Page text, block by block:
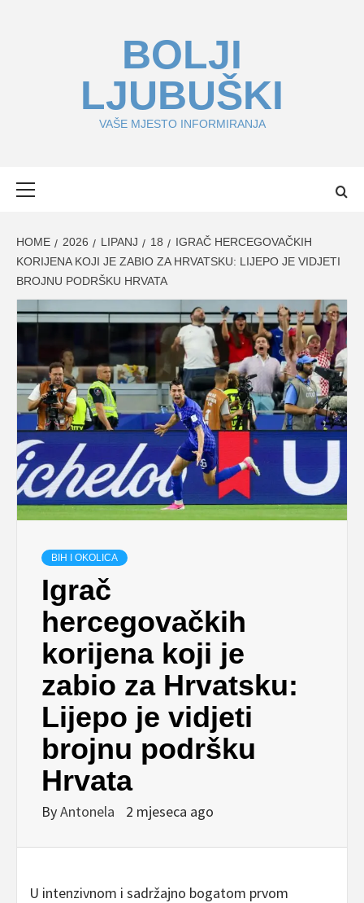
BOLJI
LJUBUŠKI
VAŠE MJESTO INFORMIRANJA
HOME 2026 LIPANJ 18
IGRAČ HERCEGOVAČKIH
KORIJENA KOJI JE ZABIO ZA HRVATSKU: LIJEPO JE VIDJETI
BROJNU PODRŠKU HRVATA
BIH I OKOLICA
Igrač
hercegovačkih
korijena koji je
zabio za Hrvatsku:
Lijepo je vidjeti
brojnu podršku
Hrvata
ByAntonela 2 mjeseca ago
U intenzivnom i sadržajno bogatom prvom